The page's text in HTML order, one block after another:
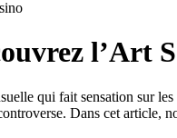
l’Art
qui fait sensation sur
Dans cet article,